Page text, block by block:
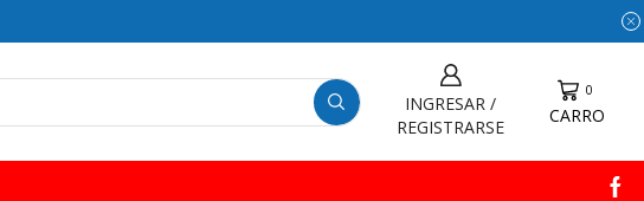
INGRESAR /
REGISTRARSE
0
CARRO